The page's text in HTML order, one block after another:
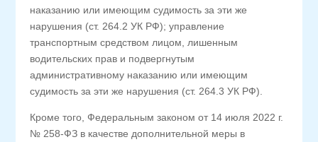
наказанию или имеющим судимость за эти же
нарушения (ст. 264.2 УК РФ); управление
транспортным средством лицом, лишенным
водительских прав и подвергнутым
административному наказанию или имеющим
судимость за эти же нарушения (ст. 264.3 УК РФ).
Кроме того, Федеральным законом от 14 июля 2022 г.
№ 258-ФЗ в качестве дополнительной меры в